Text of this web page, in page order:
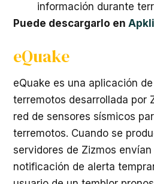
información durante
Puede descargarlo en
eQuake
eQuake es una aplicación
terremotos desarrollada por
red de sensores sísmicos
terremotos. Cuando se
servidores de Zizmos
notificación de alerta